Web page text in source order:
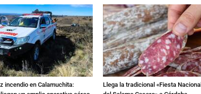
incendio en Calamuchita:
Llega la tradicional «Fiesta Nacional